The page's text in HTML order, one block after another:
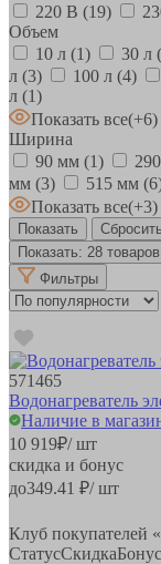
220 В (19)
Объем
10 л (1) 30 л
л (3) 100 л (4)
л (1)
Показать все(+6)
Ширина
90 мм (1)
мм (3) 515 мм
Показать все(+3)
Показать: 28 товаров
Фильтры
571465
Водонагреватель
Наличие в
10 919₽/ шт
скидка и бонус
до349.41 ₽/ шт
Клуб покупателей
СтатусСкидкаБонус